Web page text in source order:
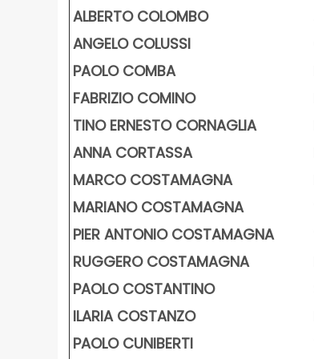
ALBERTO COLOMBO
ANGELO COLUSSI
PAOLO COMBA
FABRIZIO COMINO
TINO ERNESTO CORNAGLIA
ANNA CORTASSA
MARCO COSTAMAGNA
MARIANO COSTAMAGNA
PIER ANTONIO COSTAMAGNA
RUGGERO COSTAMAGNA
PAOLO COSTANTINO
ILARIA COSTANZO
PAOLO CUNIBERTI